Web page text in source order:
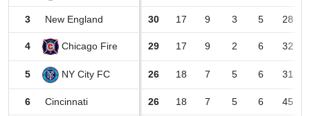
3 New England 30 17 9 3 5 28
4 Chicago Fire 29 17 9 2 6 32
5 NY City FC 26 18 7 5 6 31
6 Cincinnati 26 18 7 5 6 45